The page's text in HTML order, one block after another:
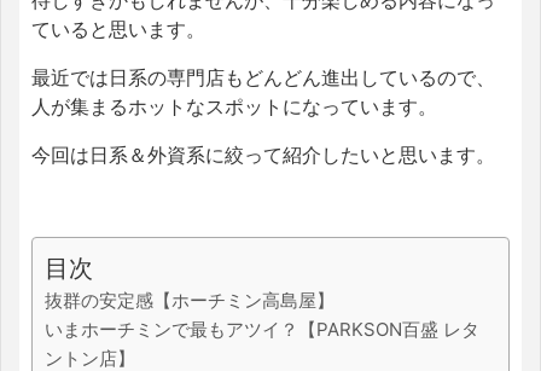
ていると思います。
最近では日系の専門店もどんどん進出しているので、
人が集まるホットなスポットになっています。
今回は日系＆外資系に絞って紹介したいと思います。
目次
抜群の安定感【ホーチミン高島屋】
いまホーチミンで最もアツイ？【PARKSON百盛 レタ
ントン店】